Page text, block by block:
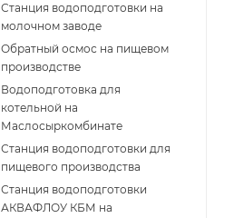
Станция водоподготовки на
молочном заводе
Обратный осмос на пищевом
производстве
Водоподготовка для
котельной на
Маслосыркомбинате
Станция водоподготовки для
пищевого производства
Станция водоподготовки
АКВАФЛОУ КБМ на